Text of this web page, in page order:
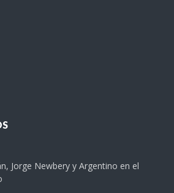
Jorge Newbery y Argentino en el